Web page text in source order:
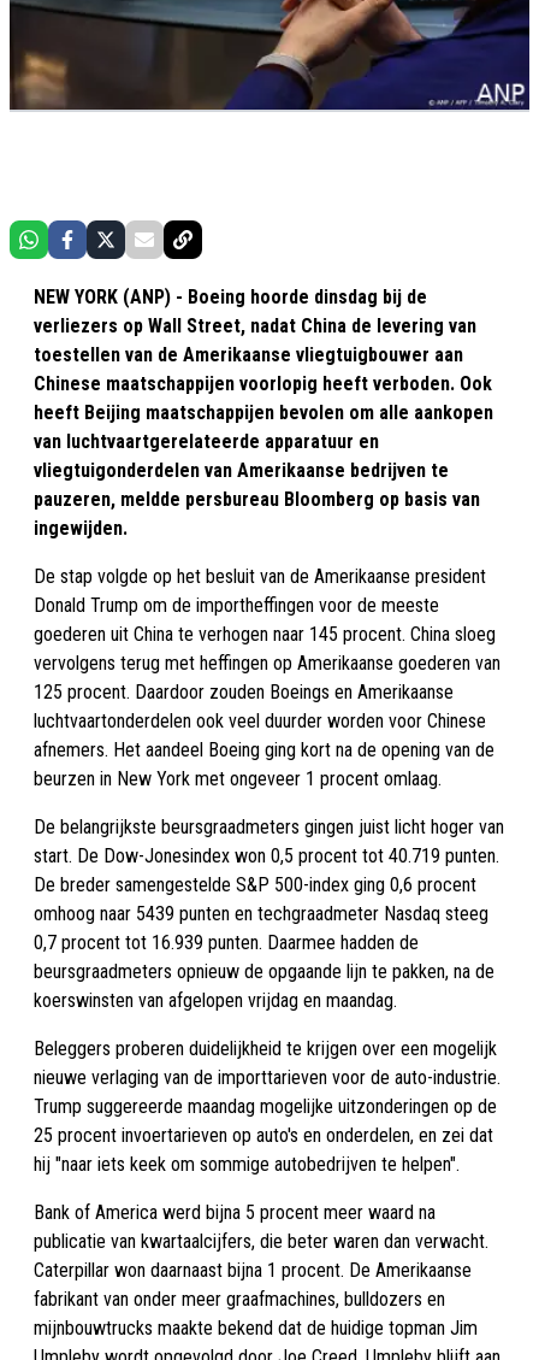
NEW YORK (ANP) - Boeing hoorde dinsdag bij de
verliezers op Wall Street, nadat China de levering van
toestellen van de Amerikaanse vliegtuigbouwer aan
Chinese maatschappijen voorlopig heeft verboden. Ook
heeft Beijing maatschappijen bevolen om alle aankopen
van luchtvaartgerelateerde apparatuur en
vliegtuigonderdelen van Amerikaanse bedrijven te
pauzeren, meldde persbureau Bloomberg op basis van
ingewijden.
De stap volgde op het besluit van de Amerikaanse president
Donald Trump om de importheffingen voor de meeste
goederen uit China te verhogen naar 145 procent. China sloeg
vervolgens terug met heffingen op Amerikaanse goederen van
125 procent. Daardoor zouden Boeings en Amerikaanse
luchtvaartonderdelen ook veel duurder worden voor Chinese
afnemers. Het aandeel Boeing ging kort na de opening van de
beurzen in New York met ongeveer 1 procent omlaag.
De belangrijkste beursgraadmeters gingen juist licht hoger van
start. De Dow-Jonesindex won 0,5 procent tot 40.719 punten.
De breder samengestelde S&P 500-index ging 0,6 procent
omhoog naar 5439 punten en techgraadmeter Nasdaq steeg
0,7 procent tot 16.939 punten. Daarmee hadden de
beursgraadmeters opnieuw de opgaande lijn te pakken, na de
koerswinsten van afgelopen vrijdag en maandag.
Beleggers proberen duidelijkheid te krijgen over een mogelijk
nieuwe verlaging van de importtarieven voor de auto-industrie.
Trump suggereerde maandag mogelijke uitzonderingen op de
25 procent invoertarieven op auto's en onderdelen, en zei dat
hij "naar iets keek om sommige autobedrijven te helpen".
Bank of America werd bijna 5 procent meer waard na
publicatie van kwartaalcijfers, die beter waren dan verwacht.
Caterpillar won daarnaast bijna 1 procent. De Amerikaanse
fabrikant van onder meer graafmachines, bulldozers en
mijnbouwtrucks maakte bekend dat de huidige topman Jim